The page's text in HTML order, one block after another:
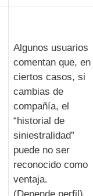
Algunos usuarios
comentan que, en
ciertos casos, si
cambias de
compañía, el
“historial de
siniestralidad”
puede no ser
reconocido como
ventaja.
(Depende perfil).